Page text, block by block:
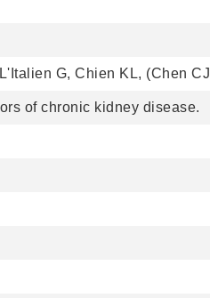
G, Chien KL, (Chen CJ
of chronic kidney disease.